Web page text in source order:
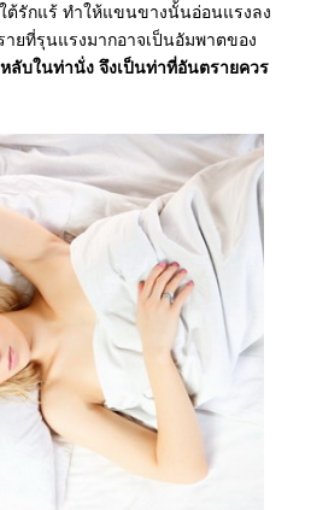
ต้รักแร้ ทำให้แขนขางนั้นอ่อนแรงลง
ยที่รุนแรงมากอาจเป็นอัมพาตของ
ลับในท่านั่ง จึงเป็นท่าที่อันตรายควร